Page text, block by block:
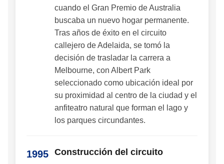
cuando el Gran Premio de Australia
buscaba un nuevo hogar permanente.
Tras años de éxito en el circuito
callejero de Adelaida, se tomó la
decisión de trasladar la carrera a
Melbourne, con Albert Park
seleccionado como ubicación ideal por
su proximidad al centro de la ciudad y el
anfiteatro natural que forman el lago y
los parques circundantes.
1995 Construcción del circuito